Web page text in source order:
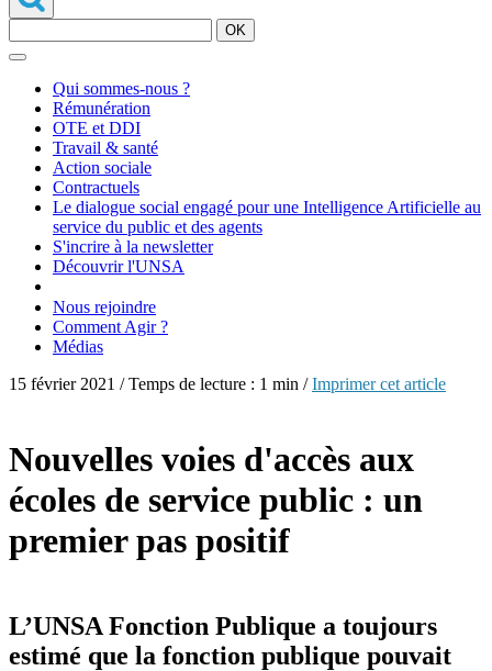
OK
Qui sommes-nous ?
Rémunération
OTE et DDI
Travail & santé
Action sociale
Contractuels
Le dialogue social engagé pour une Intelligence Artificielle au
service du public et des agents
S'incrire à la newsletter
Découvrir l'UNSA
Nous rejoindre
Comment Agir ?
Médias
15 février 2021 / Temps de lecture : 1 min /Imprimer cet article
Nouvelles voies d'accès aux
écoles de service public : un
premier pas positif
L’UNSA Fonction Publique a toujours
estimé que la fonction publique pouvait